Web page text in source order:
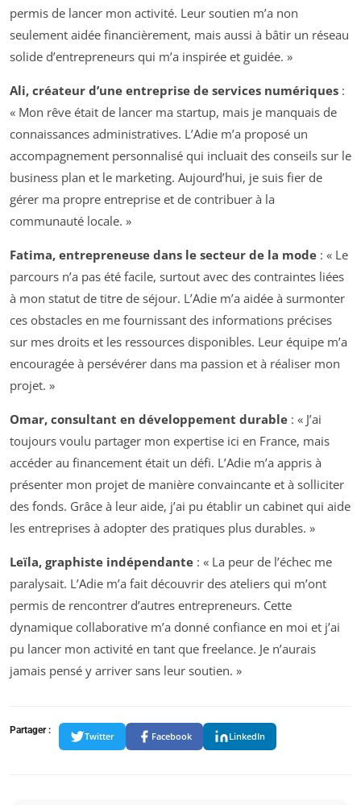
permis de lancer mon activité. Leur soutien m’a non
seulement aidée financièrement, mais aussi à bâtir un réseau
solide d’entrepreneurs qui m’a inspirée et guidée. »
Ali, créateur d’une entreprise de services numériques :
« Mon rêve était de lancer ma startup, mais je manquais de
connaissances administratives. L’Adie m’a proposé un
accompagnement personnalisé qui incluait des conseils sur le
business plan et le marketing. Aujourd’hui, je suis fier de
gérer ma propre entreprise et de contribuer à la
communauté locale. »
Fatima, entrepreneuse dans le secteur de la mode : « Le
parcours n’a pas été facile, surtout avec des contraintes liées
à mon statut de titre de séjour. L’Adie m’a aidée à surmonter
ces obstacles en me fournissant des informations précises
sur mes droits et les ressources disponibles. Leur équipe m’a
encouragée à persévérer dans ma passion et à réaliser mon
projet. »
Omar, consultant en développement durable : « J’ai
toujours voulu partager mon expertise ici en France, mais
accéder au financement était un défi. L’Adie m’a appris à
présenter mon projet de manière convaincante et à solliciter
des fonds. Grâce à leur aide, j’ai pu établir un cabinet qui aide
les entreprises à adopter des pratiques plus durables. »
Leïla, graphiste indépendante : « La peur de l’échec me
paralysait. L’Adie m’a fait découvrir des ateliers qui m’ont
permis de rencontrer d’autres entrepreneurs. Cette
dynamique collaborative m’a donné confiance en moi et j’ai
pu lancer mon activité en tant que freelance. Je n’aurais
jamais pensé y arriver sans leur soutien. »
Partager :
Twitter Facebook LinkedIn